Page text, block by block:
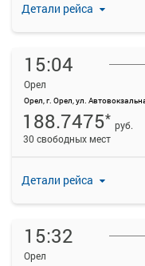
Детали рейса
15:04
Орел
Детали рейса
188.7475* руб.
30 свободных мест
15:32
Орел